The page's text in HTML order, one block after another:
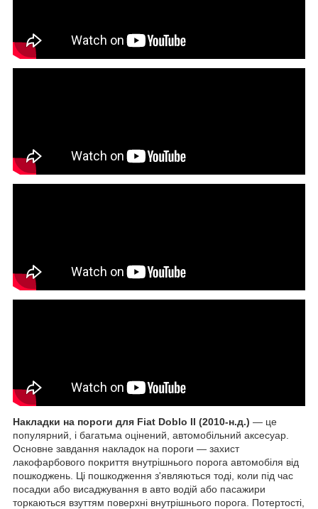
Накладки на пороги для Fiat Doblo II (2010-н.д.) — це
популярний, і багатьма оцінений, автомобільний аксесуар.
Основне завдання накладок на пороги — захист
лакофарбового покриття внутрішнього порога автомобіля від
пошкоджень. Ці пошкодження з'являються тоді, коли під час
посадки або висаджування в авто водій або пасажири
торкаються взуттям поверхні внутрішнього порога. Потертості,